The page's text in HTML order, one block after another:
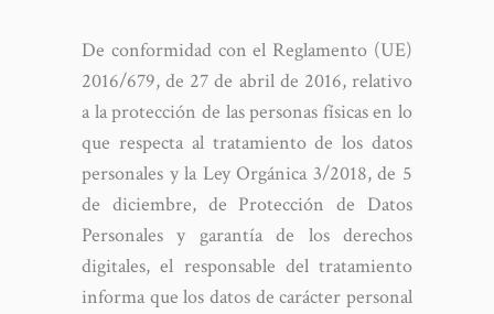
De conformidad con el Reglamento (UE)
2016/679, de 27 de abril de 2016, relativo
a la protección de las personas físicas en lo
que respecta al tratamiento de los datos
personales y la Ley Orgánica 3/2018, de 5
de diciembre, de Protección de Datos
Personales y garantía de los derechos
digitales, el responsable del tratamiento
informa que los datos de carácter personal